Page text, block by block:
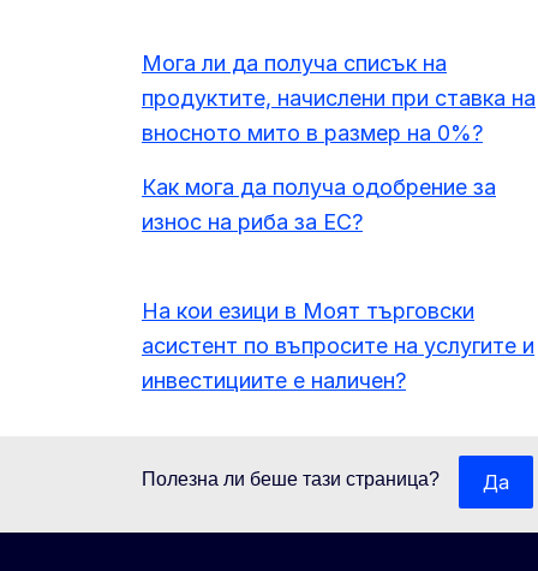
Мога ли да получа списък на
продуктите, начислени при ставка на
вносното мито в размер на 0%?
Как мога да получа одобрение за
износ на риба за ЕС?
На кои езици в Моят търговски
асистент по въпросите на услугите и
инвестициите е наличен?
Полезна ли беше тази страница? Да